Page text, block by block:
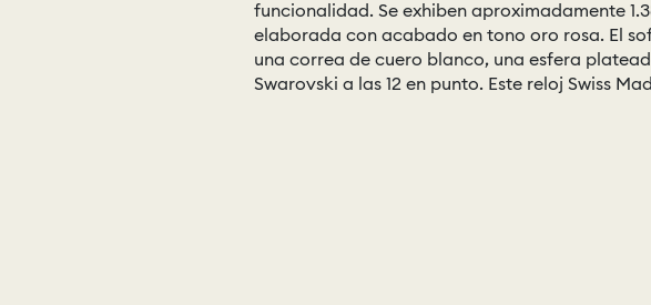
funcionalidad. Se exhiben aproximadamente
elaborada con acabado en tono oro rosa. El
una correa de cuero blanco, una esfera
Swarovski a las 12 en punto. Este reloj Swiss